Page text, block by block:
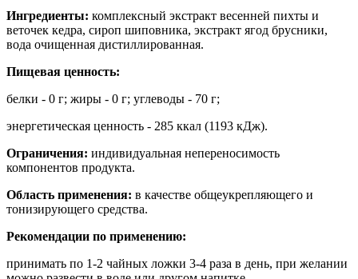
Ингредиенты: комплексный экстракт весенней пихты и
веточек кедра, сироп шиповника, экстракт ягод брусники,
вода очищенная дистиллированная.
Пищевая ценность:
белки - 0 г; жиры - 0 г; углеводы - 70 г;
энергетическая ценность - 285 ккал (1193 кДж).
Ограничения: индивидуальная непереносимость
компонентов продукта.
Область применения: в качестве общеукрепляющего и
тонизирующего средства.
Рекомендации по применению:
принимать по 1-2 чайных ложки 3-4 раза в день, при желании